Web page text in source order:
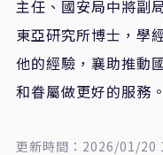
主任、國安局中將副
東亞研究所博士，學
他的經驗，襄助推動
和眷屬做更好的服務。
更新時間：2026/01/20